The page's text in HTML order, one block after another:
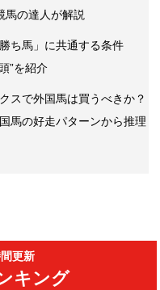
馬の達人が解説
ち馬」に共通する条件
”を紹介
スで外国馬は買うべきか？
馬の好走パターンから推理
更新
キング